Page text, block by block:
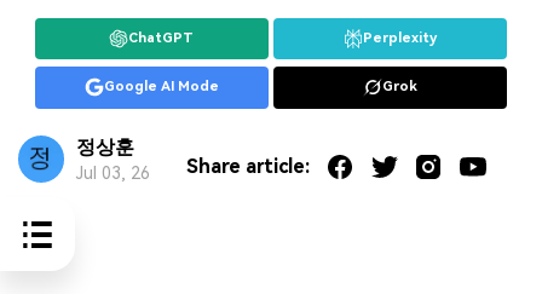
ChatGPT Perplexity
Google AI Mode Grok
정상훈
Jul 03, 26 Share article: